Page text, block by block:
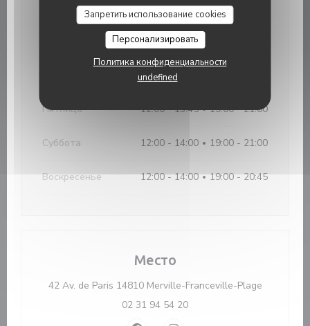
Запретить использование cookies
Персонализировать
Политика конфиденциальности
undefined
Понедельник 12:00 - 13:45 • 19:00 - 20:45
12:00 - 13:45
Пятница 12:00 - 13:45 • 19:00 - 21:00
Суббота 12:00 - 14:00 • 19:00 - 21:00
Воскресенье 12:00 - 14:00 • 19:00 - 20:45
Место
42 Av. de Paris 14810 Merville-Franceville-Plage
02 31 94 54 20